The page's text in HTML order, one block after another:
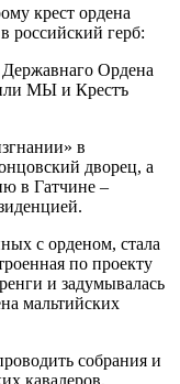
крест ордена
российский герб:
Ордена
МЫ и Крестъ
в
дворец, а
в Гатчине –
с орденом, стала
по проекту
и задумывалась
мальтийских
собрания и
кавалеров,